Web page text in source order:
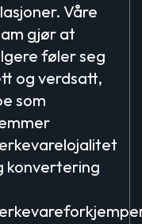
Våre
gjør at
føler seg
og verdsatt,
som
konvertering